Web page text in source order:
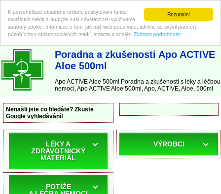
Rozumím!
K personalizaci obsahu a reklam, poskytování funkcí
sociálních médií a analýze naší návštěvnosti využíváme
soubory cookie. Informace o tom, jak náš web používáte, sdílíme se svými partnery
působícími v oblasti sociálních médií, inzerce a analýz. Zobrazit podrobnosti
ABC-LEKARNA.cz | Poradna a zkušenosti s léky a léčbou nemocí
Poradna a zkušenosti Apo ACTIVE
Aloe 500ml
Apo ACTIVE Aloe 500ml Poradna a zkušenosti s léky a léčbou
nemocí, Apo ACTIVE Aloe 500ml, Apo, ACTIVE, Aloe, 500ml
Nenašli jste co hledáte? Zkuste
Google vyhledávání!
LÉKY A
ZDRAVOTNICKÝ
MATERIÁL
POTÍŽE
VÝROBCI